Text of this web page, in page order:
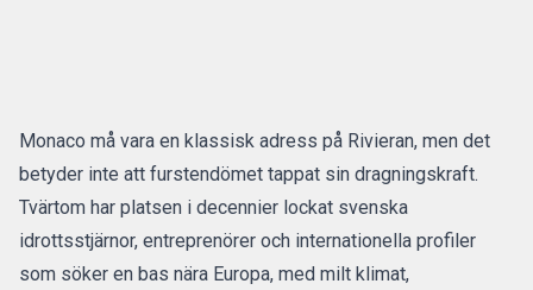
Monaco må vara en klassisk adress på Rivieran, men det
betyder inte att furstendömet tappat sin dragningskraft.
Tvärtom har platsen i decennier lockat svenska
idrottsstjärnor, entreprenörer och internationella profiler
som söker en bas nära Europa, med milt klimat,